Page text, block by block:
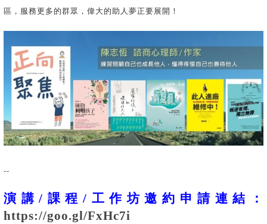
區，服務更多的群眾，偉大的助人夢正要展開！
--
演講/ 課程/ 工作坊邀約申請連結：
https://goo.gl/FxHc7i